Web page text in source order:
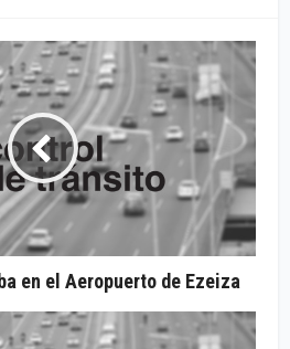
en el Aeropuerto de Ezeiza